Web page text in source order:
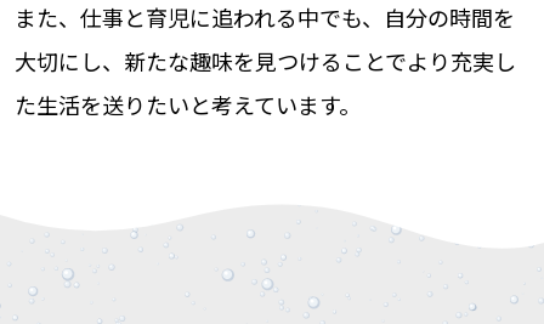
また、仕事と育児に追われる中でも、自分の時間を
大切にし、新たな趣味を見つけることでより充実し
た生活を送りたいと考えています。